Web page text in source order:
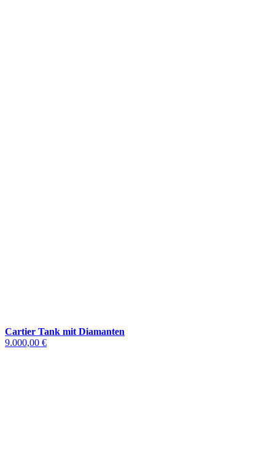
Cartier Tank mit Diamanten
9.000,00 €